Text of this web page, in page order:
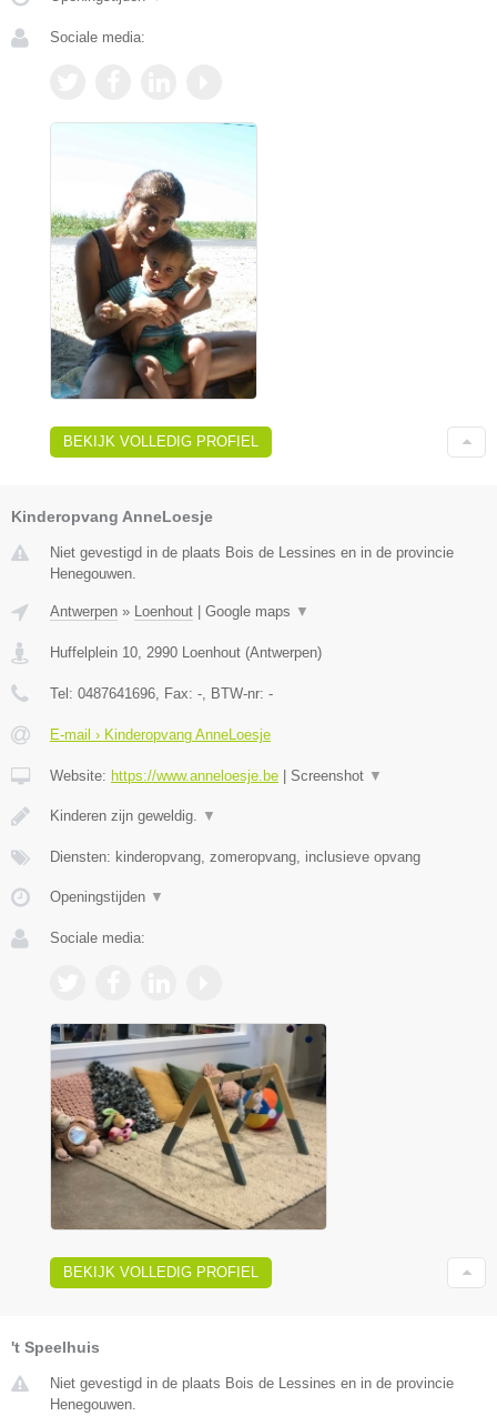
Sociale media:
BEKIJK VOLLEDIG PROFIEL
Kinderopvang AnneLoesje
Niet gevestigd in de plaats Bois de Lessines en in de provincie
Henegouwen.
Antwerpen » Loenhout | Google maps ▼
Huffelplein 10 2990 Loenhout (Antwerpen)
Tel: 0487641696 , Fax: - , BTW-nr: -
E-mail › Kinderopvang AnneLoesje
Website: https://www.anneloesje.be | Screenshot ▼
Kinderen zijn geweldig. ▼
Diensten: kinderopvang, zomeropvang, inclusieve opvang
Openingstijden ▼
Sociale media:
BEKIJK VOLLEDIG PROFIEL
't Speelhuis
Niet gevestigd in de plaats Bois de Lessines en in de provincie
Henegouwen.